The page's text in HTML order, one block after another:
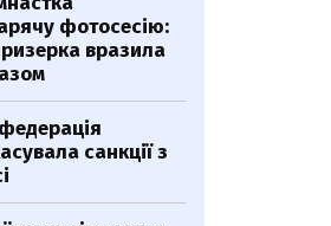
фотосесію:
вразила
санкції з